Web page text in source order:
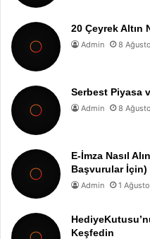
20 Çeyrek Altın
Admin 8
Serbest Piyasa
Admin 8
E-İmza Nasıl
Başvurular İçin)
Admin 1
Keşfedin